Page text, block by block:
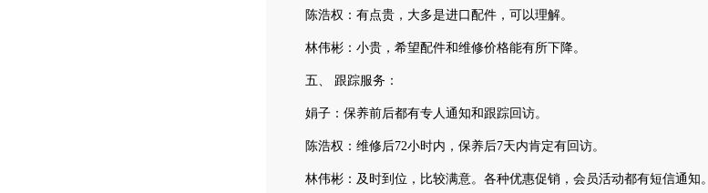
陈浩权：有点贵，大多是进口配件，可以理解。
林伟彬：小贵，希望配件和维修价格能有所下降。
五、 跟踪服务：
娟子：保养前后都有专人通知和跟踪回访。
陈浩权：维修后72小时内，保养后7天内肯定有回访。
林伟彬：及时到位，比较满意。各种优惠促销，会员活动都有短信通知。